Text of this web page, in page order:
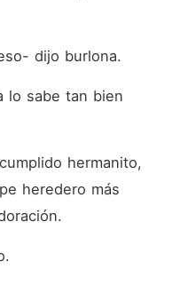
dijo burlona.
lo sabe tan bien
hermanito,
heredero más